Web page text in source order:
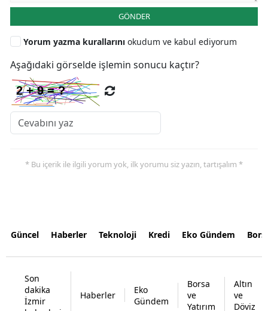
GÖNDER
Yorum yazma kurallarını okudum ve kabul ediyorum
Aşağıdaki görselde işlemin sonucu kaçtır?
* Bu içerik ile ilgili yorum yok, ilk yorumu siz yazın, tartışalım *
Güncel Haberler Teknoloji Kredi Eko Gündem
Son
dakika
İzmir
Haberler
Eko
Gündem
Borsa
ve
Yatırım
Altın
ve
Döviz